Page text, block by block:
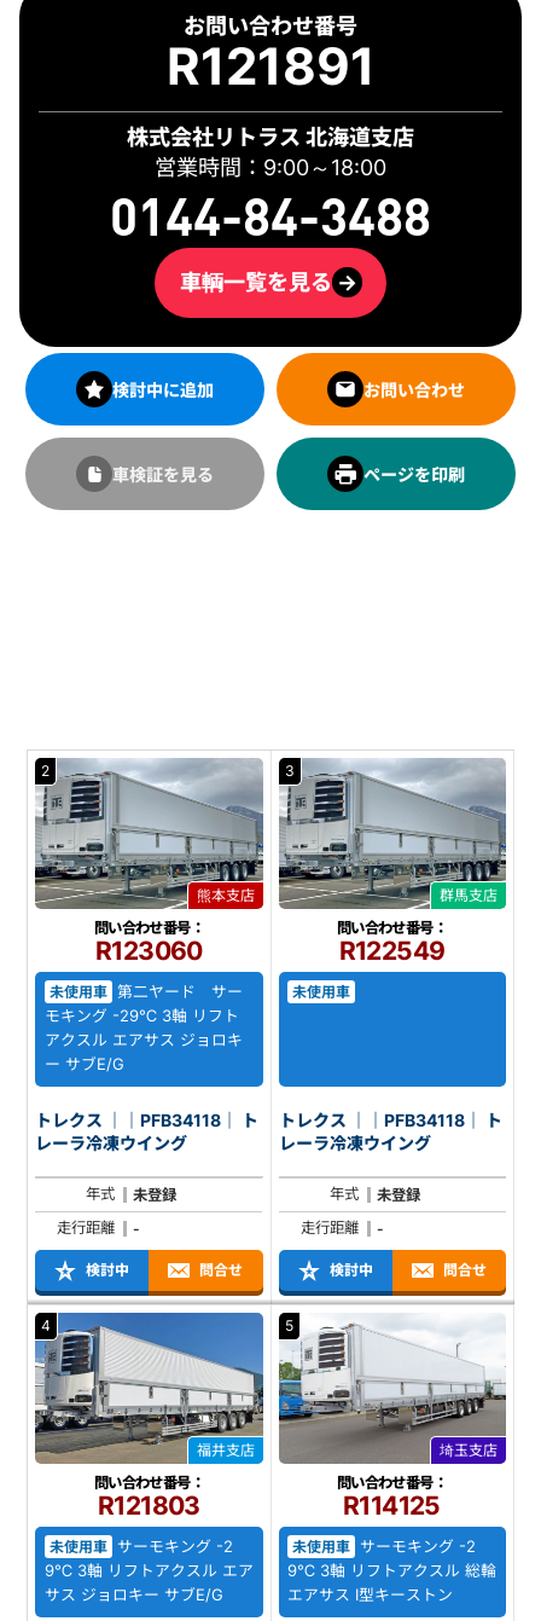
お問い合わせ番号
R121891
株式会社リトラス 北海道支店
営業時間：9:00～18:00
0144-84-3488
車輌一覧を見る →
検討中に追加 お問い合わせ
車検証を見る ページを印刷
2
熊本支店
問い合わせ番号：
R123060
未使用車 第二ヤード サー
モキング -29℃ 3軸 リフト
アクスル エアサス ジョロキ
ー サブE/G
トレクス ｜｜PFB34118｜ ト
レーラ冷凍ウイング
年式
未登録
走行距離
-
検討中 問合せ
3
群馬支店
問い合わせ番号：
R122549
未使用車
トレクス ｜｜PFB34118｜ ト
レーラ冷凍ウイング
年式
未登録
走行距離
-
検討中 問合せ
4
福井支店
問い合わせ番号：
R121803
未使用車
サーモキング -2
9℃ 3軸 リフトアクスル エア
サス ジョロキー サブE/G
5
埼玉支店
問い合わせ番号：
R114125
未使用車 サーモキング -2
9℃ 3軸 リフトアクスル 総輪
エアサス I型キーストン